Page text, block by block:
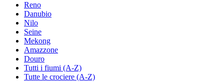
Reno
Danubio
Nilo
Seine
Mekong
Amazzone
Douro
Tutti i fiumi (A-Z)
Tutte le crociere (A-Z)